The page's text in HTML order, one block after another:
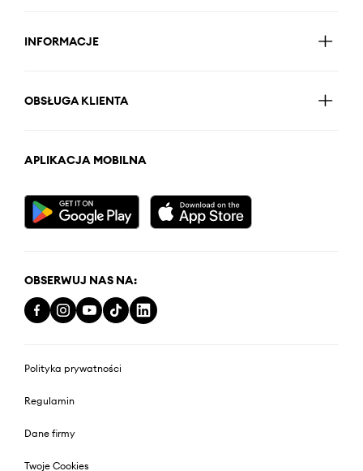
INFORMACJE
OBSŁUGA KLIENTA
APLIKACJA MOBILNA
OBSERWUJ NAS NA:
Polityka prywatności
Regulamin
Dane firmy
Twoje Cookies